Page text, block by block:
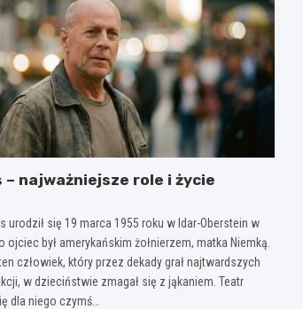
– najważniejsze role i życie
urodził się 19 marca 1955 roku w Idar-Oberstein w
ojciec był amerykańskim żołnierzem, matka Niemką.
człowiek, który przez dekady grał najtwardszych
w dzieciństwie zmagał się z jąkaniem. Teatr
dla niego czymś…